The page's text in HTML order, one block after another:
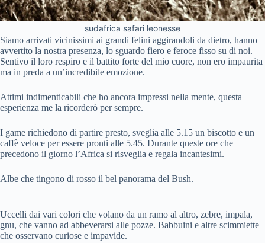
sudafrica safari leonesse
Siamo arrivati vicinissimi ai grandi felini aggirandoli da dietro, hanno
avvertito la nostra presenza, lo sguardo fiero e feroce fisso su di noi.
Sentivo il loro respiro e il battito forte del mio cuore, non ero impaurita
ma in preda a un’incredibile emozione.
Attimi indimenticabili che ho ancora impressi nella mente, questa
esperienza me la ricorderò per sempre.
I game richiedono di partire presto, sveglia alle 5.15 un biscotto e un
caffè veloce per essere pronti alle 5.45. Durante queste ore che
precedono il giorno l’Africa si risveglia e regala incantesimi.
Albe che tingono di rosso il bel panorama del Bush.
Uccelli dai vari colori che volano da un ramo al altro, zebre, impala,
gnu, che vanno ad abbeverarsi alle pozze. Babbuini e altre scimmiette
che osservano curiose e impavide.